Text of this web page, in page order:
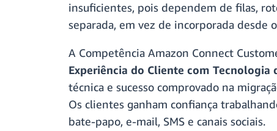
insuficientes, pois dependem de filas,
separada, em vez de incorporada desde
A Competência Amazon Connect
Experiência do Cliente com
técnica e sucesso comprovado na
Os clientes ganham confiança
bate-papo, e-mail, SMS e canais sociais.